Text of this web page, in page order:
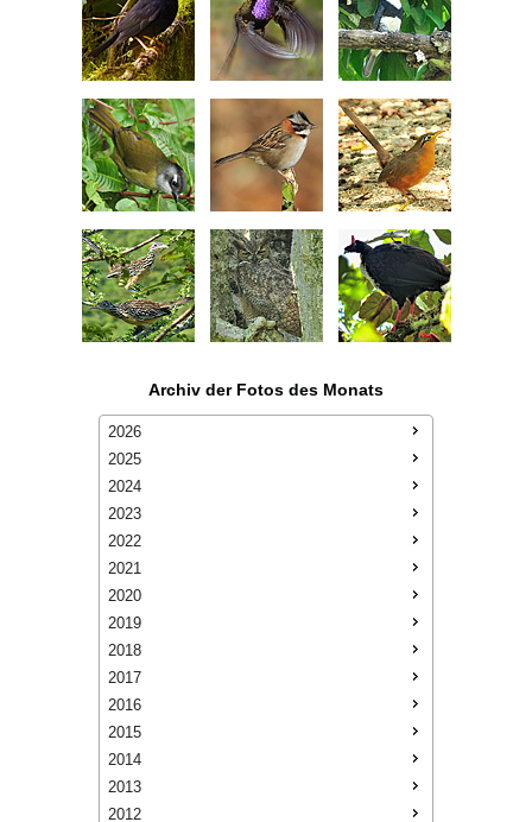
Archiv der Fotos des Monats
2026
2025
2024
2023
2022
2021
2020
2019
2018
2017
2016
2015
2014
2013
2012